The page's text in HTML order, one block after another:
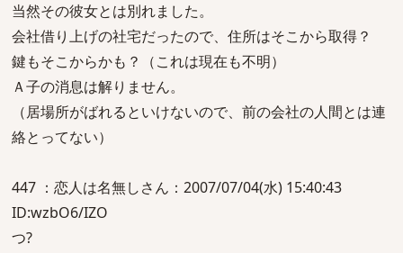
当然その彼女とは別れました。
会社借り上げの社宅だったので、住所はそこから取得？
鍵もそこからかも？（これは現在も不明）
Ａ子の消息は解りません。
（居場所がばれるといけないので、前の会社の人間とは連
絡とってない）
447 ：恋人は名無しさん：2007/07/04(水) 15:40:43
ID:wzbO6/IZO
つ?